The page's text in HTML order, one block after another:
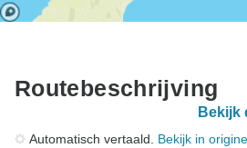
Routebeschrijving
Bekijk
Automatisch vertaald. Bekijk in